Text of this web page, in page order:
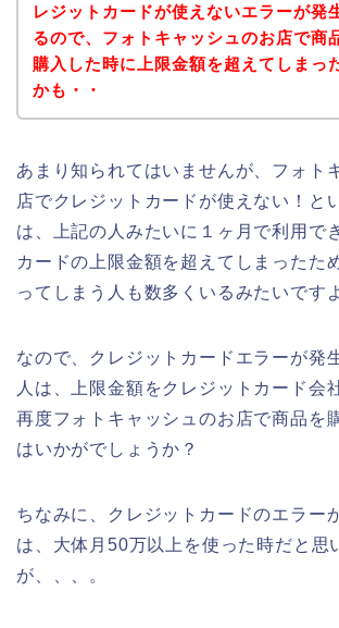
レジットカードが使えないエラーが発
るので、フォトキャッシュのお店で商
購入した時に上限金額を超えてしまっ
かも・・
あまり知られてはいませんが、フォト
店でクレジットカードが使えない！と
は、上記の人みたいに１ヶ月で利用で
カードの上限金額を超えてしまったた
ってしまう人も数多くいるみたいです
なので、クレジットカードエラーが発
人は、上限金額をクレジットカード会
再度フォトキャッシュのお店で商品を
はいかがでしょうか？
ちなみに、クレジットカードのエラー
は、大体月50万以上を使った時だと思
が、、、。